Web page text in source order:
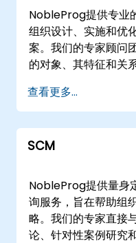
NobleProg提供专业
组织设计、实施和优
案。我们的专家顾问
的对象、其特征和关
产。 我们的服务模式
程或线下交付。远程
境进行，确保无论身
下支持，我们的顾问
- 您的本地咨询合作
查看更多...
SCM
NobleProg提供量身
询服务，旨在帮助组
略。我们的专家直接
论、针对性案例研究